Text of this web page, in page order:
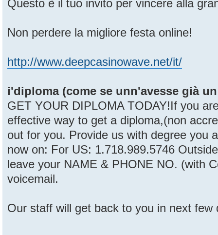
Questo è il tuo invito per vincere alla
Non perdere la migliore festa online!
http://www.deepcasinowave.net/it/
i'diploma (come se unn'avesse già
GET YOUR DIPLOMA TODAY!If you
effective way to get a diploma,(non
out for you. Provide us with degree you
now on: For US: 1.718.989.5746
leave your NAME & PHONE NO. (with
voicemail.
Our staff will get back to you in next few